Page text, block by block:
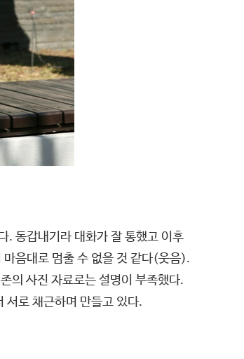
. 동갑내기라 대화가 잘 통했고 이후
마음대로 멈출 수 없을 것 같다(웃음).
의 사진 자료로는 설명이 부족했다.
서로 채근하며 만들고 있다.